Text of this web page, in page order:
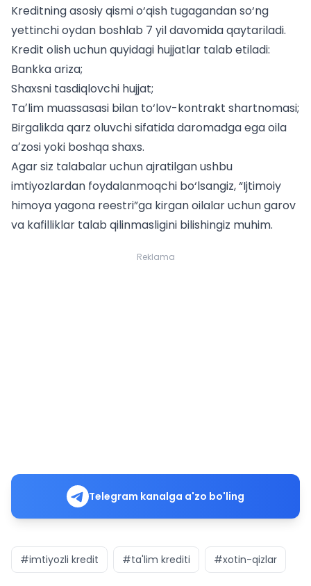
Kreditning asosiy qismi o‘qish tugagandan so‘ng
yettinchi oydan boshlab 7 yil davomida qaytariladi.
Kredit olish uchun quyidagi hujjatlar talab etiladi:
Bankka ariza;
Shaxsni tasdiqlovchi hujjat;
Taʼlim muassasasi bilan to‘lov-kontrakt shartnomasi;
Birgalikda qarz oluvchi sifatida daromadga ega oila
aʼzosi yoki boshqa shaxs.
Agar siz talabalar uchunajratilgan ushbu
imtiyozlardan foydalanmoqchi bo‘lsangiz, “Ijtimoiy
himoya yagona reestri”ga kirgan oilalar uchun garov
va kafilliklar talab qilinmasligini bilishingiz muhim.
Reklama
Telegram kanalga a'zo bo'ling
#imtiyozli kredit #ta'lim krediti #xotin-qizlar